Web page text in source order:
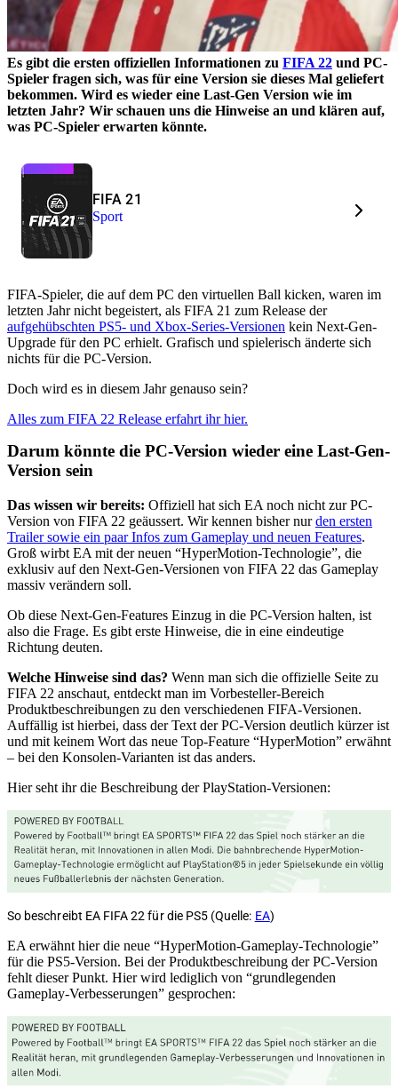
Es gibt die ersten offiziellen Informationen zu FIFA 22 und PC-
Spieler fragen sich, was für eine Version sie dieses Mal geliefert
bekommen. Wird es wieder eine Last-Gen Version wie im
letzten Jahr? Wir schauen uns die Hinweise an und klären auf,
was PC-Spieler erwarten könnte.
FIFA 21
Sport
FIFA-Spieler, die auf dem PC den virtuellen Ball kicken, waren im
letzten Jahr nicht begeistert, als FIFA 21 zum Release der
aufgehübschten PS5- und Xbox-Series-Versionen kein Next-Gen-
Upgrade für den PC erhielt. Grafisch und spielerisch änderte sich
nichts für die PC-Version.
Doch wird es in diesem Jahr genauso sein?
Alles zum FIFA 22 Release erfahrt ihr hier.
Darum könnte die PC-Version wieder eine Last-Gen-
Version sein
Das wissen wir bereits: Offiziell hat sich EA noch nicht zur PC-
Version von FIFA 22 geäussert. Wir kennen bisher nurden ersten
Trailer sowie ein paar Infos zum Gameplay und neuen Features.
Groß wirbt EA mit der neuen “HyperMotion-Technologie”, die
exklusiv auf den Next-Gen-Versionen von FIFA 22 das Gameplay
massiv verändern soll.
Ob diese Next-Gen-Features Einzug in die PC-Version halten, ist
also die Frage. Es gibt erste Hinweise, die in eine eindeutige
Richtung deuten.
Welche Hinweise sind das? Wenn man sich die offizielle Seite zu
FIFA 22 anschaut, entdeckt man im Vorbesteller-Bereich
Produktbeschreibungen zu den verschiedenen FIFA-Versionen.
Auffällig ist hierbei, dass der Text der PC-Version deutlich kürzer ist
und mit keinem Wort das neue Top-Feature “HyperMotion” erwähnt
– bei den Konsolen-Varianten ist das anders.
Hier seht ihr die Beschreibung der PlayStation-Versionen:
So beschreibt EA FIFA 22 für die PS5 (Quelle: EA)
EA erwähnt hier die neue “HyperMotion-Gameplay-Technologie”
für die PS5-Version. Bei der Produktbeschreibung der PC-Version
fehlt dieser Punkt. Hier wird lediglich von “grundlegenden
Gameplay-Verbesserungen” gesprochen: